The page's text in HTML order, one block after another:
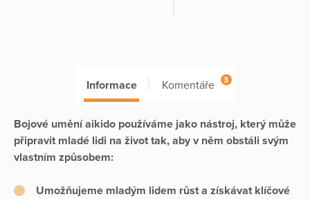
Informace Komentáře 3
Bojové umění aikido používáme jako nástroj, který může
připravit mladé lidi na život tak, aby v něm obstáli svým
vlastním způsobem:
Umožňujeme mladým lidem růst a získávat klíčové